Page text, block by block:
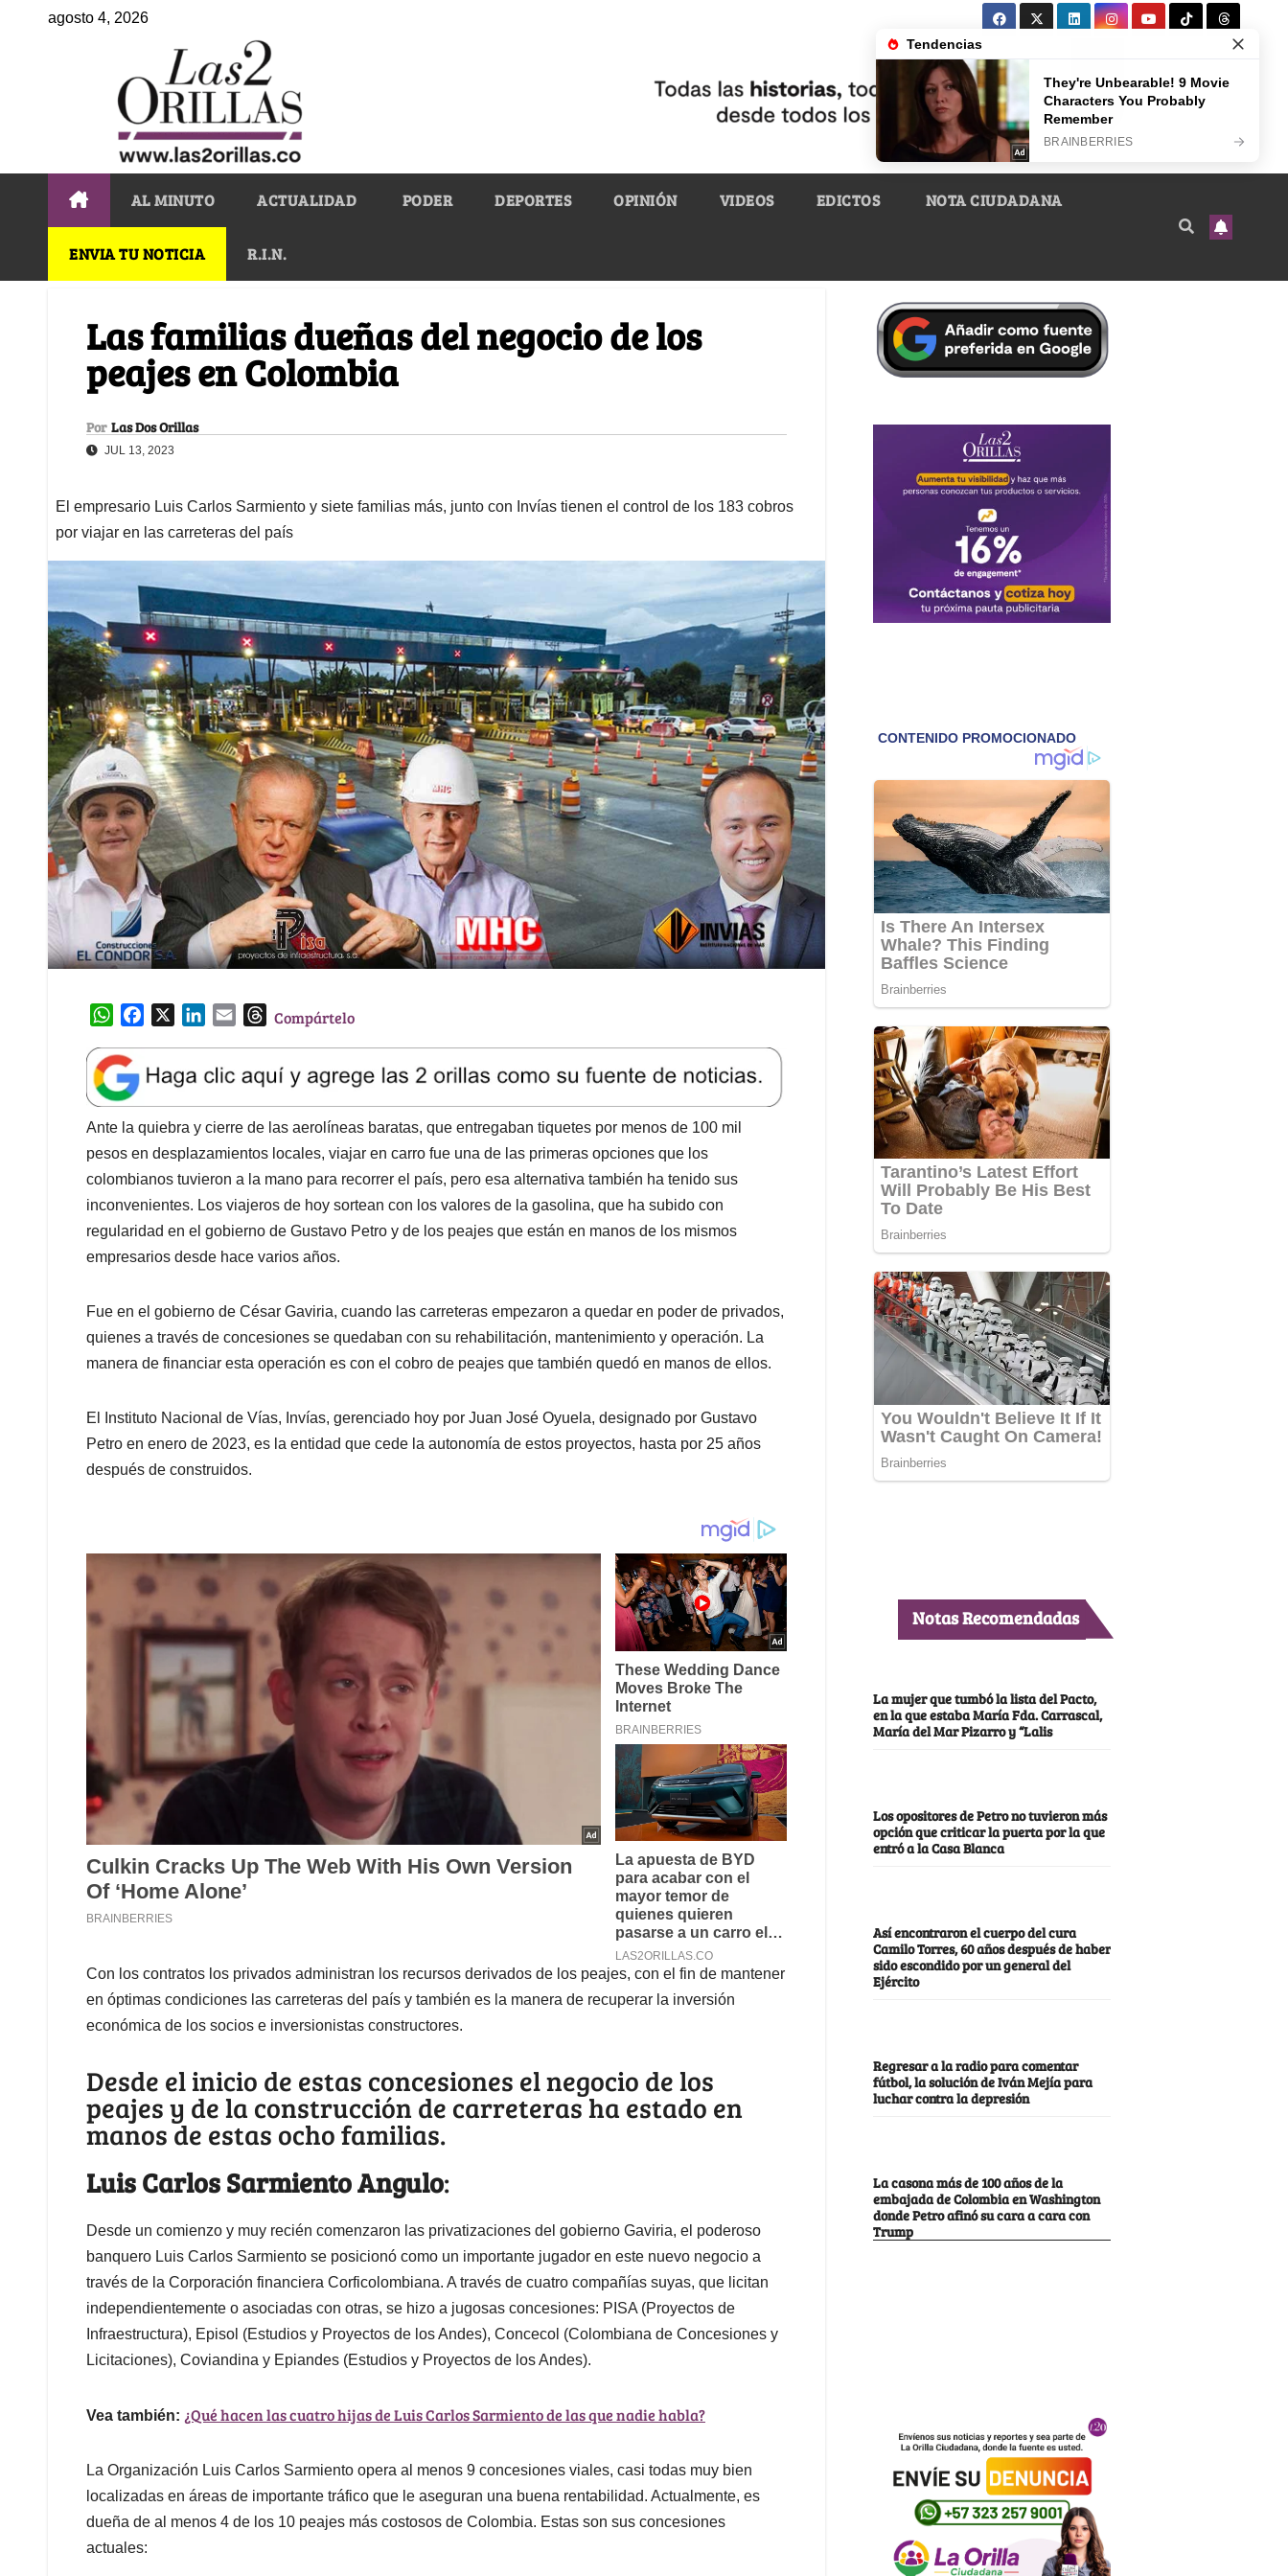
agosto 4, 2026
AL MINUTO ACTUALIDAD PODER DEPORTES OPINIÓN VIDEOS EDICTOS NOTA CIUDADANA
ENVIA TU NOTICIA R.I.N.
Las familias dueñas del negocio de los
peajes en Colombia
Por Las Dos Orillas
JUL 13, 2023
El empresario Luis Carlos Sarmiento y siete familias más, junto con Invías tienen el control de los 183 cobros
por viajar en las carreteras del país
W
a
t
s
A
p
p
e
b
o
o
k
k
e
d
I
n
l
T
e
a
d
s
Compártelo
Ante la quiebra y cierre de las aerolíneas baratas, que entregaban tiquetes por menos de 100 mil
pesos en desplazamientos locales, viajar en carro fue una de las primeras opciones que los
colombianos tuvieron a la mano para recorrer el país, pero esa alternativa también ha tenido sus
inconvenientes. Los viajeros de hoy sortean con los valores de la gasolina, que ha subido con
regularidad en el gobierno de Gustavo Petro y de los peajes que están en manos de los mismos
empresarios desde hace varios años.
Fue en el gobierno de César Gaviria, cuando las carreteras empezaron a quedar en poder de privados,
quienes a través de concesiones se quedaban con su rehabilitación, mantenimiento y operación. La
manera de financiar esta operación es con el cobro de peajes que también quedó en manos de ellos.
El Instituto Nacional de Vías, Invías, gerenciado hoy por Juan José Oyuela, designado por Gustavo
Petro en enero de 2023, es la entidad que cede la autonomía de estos proyectos, hasta por 25 años
después de construidos.
Con los contratos los privados administran los recursos derivados de los peajes, con el fin de mantener
en óptimas condiciones las carreteras del país y también es la manera de recuperar la inversión
económica de los socios e inversionistas constructores.
Desde el inicio de estas concesiones el negocio de los
peajes y de la construcción de carreteras ha estado en
manos de estas ocho familias.
Luis Carlos Sarmiento Angulo:
Desde un comienzo y muy recién comenzaron las privatizaciones del gobierno Gaviria, el poderoso
banquero Luis Carlos Sarmiento se posicionó como un importante jugador en este nuevo negocio a
través de la Corporación financiera Corficolombiana. A través de cuatro compañías suyas, que licitan
independientemente o asociadas con otras, se hizo a jugosas concesiones: PISA (Proyectos de
Infraestructura), Episol (Estudios y Proyectos de los Andes), Concecol (Colombiana de Concesiones y
Licitaciones), Coviandina y Epiandes (Estudios y Proyectos de los Andes).
Vea también: ¿Qué hacen las cuatro hijas de Luis Carlos Sarmiento de las que nadie habla?
La Organización Luis Carlos Sarmiento opera al menos 9 concesiones viales, casi todas muy bien
localizadas en áreas de importante tráfico que le aseguran una buena rentabilidad. Actualmente, es
dueña de al menos 4 de los 10 peajes más costosos de Colombia. Estas son sus concesiones
actuales:
Notas Recomendadas
La mujer que tumbó la lista del Pacto,
en la que estaba María Fda. Carrascal,
María del Mar Pizarro y “Lalis
Los opositores de Petro no tuvieron más
opción que criticar la puerta por la que
entró a la Casa Blanca
Así encontraron el cuerpo del cura
Camilo Torres, 60 años después de haber
sido escondido por un general del
Ejército
Regresar a la radio para comentar
fútbol, la solución de Iván Mejía para
luchar contra la depresión
La casona más de 100 años de la
embajada de Colombia en Washington
donde Petro afinó su cara a cara con
Trump